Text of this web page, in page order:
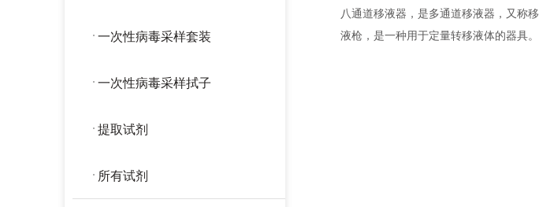
一次性病毒采样套装
一次性病毒采样拭子
提取试剂
所有试剂
八通道移液器，是多通道移液器，又称移
液枪，是一种用于定量转移液体的器具。